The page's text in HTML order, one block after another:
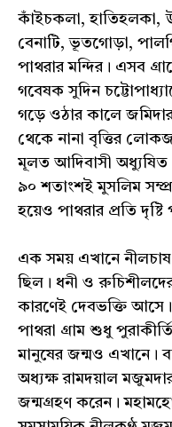
কাঁইচকলা, হাতিহলকা,
বেনাটি, ভূতগোড়া,
পাথরার মন্দির। এসব
গবেষক সুদিন
গড়ে ওঠার কালে
থেকে নানা বৃত্তির
মূলত আদিবাসী অধ্যুষিত
৯০ শতাংশই মুসলিম
হয়েও পাথরার প্রতি
এক সময় এখানে নীলচাষ
ছিল। ধনী ও
কারণেই দেবভক্তি
পাথরা গ্রাম শুধু
মানুষের জন্মও এখানে।
অধ্যক্ষ রামদয়াল
জন্মগ্রহণ করেন।